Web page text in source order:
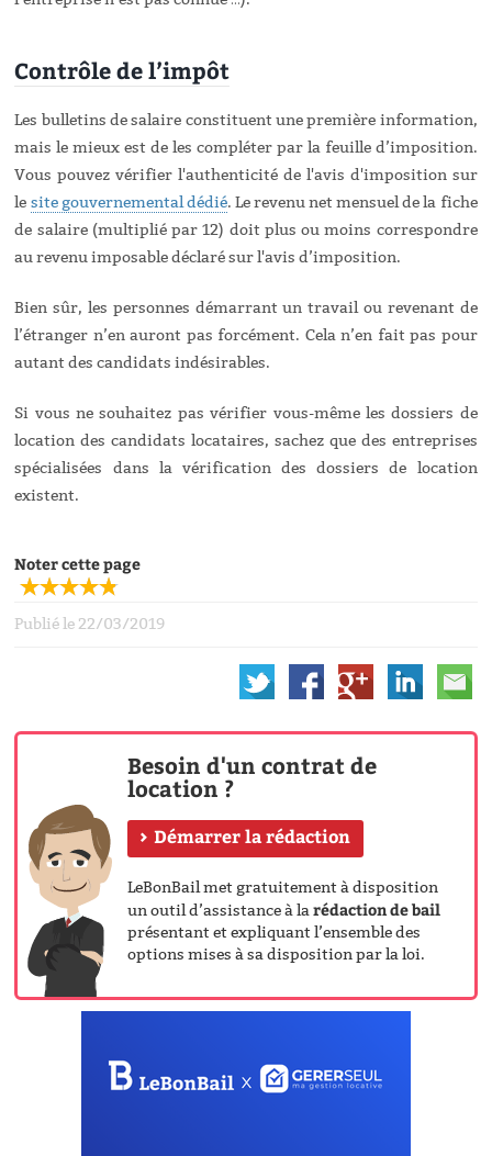
Contrôle de l’impôt
Les bulletins de salaire constituent une première information,
mais le mieux est de les compléter par la feuille d’imposition.
Vous pouvez vérifier l'authenticité de l'avis d'imposition sur
le site gouvernemental dédié. Le revenu net mensuel de la fiche
de salaire (multiplié par 12) doit plus ou moins correspondre
au revenu imposable déclaré sur l'avis d’imposition.
Bien sûr, les personnes démarrant un travail ou revenant de
l’étranger n’en auront pas forcément. Cela n’en fait pas pour
autant des candidats indésirables.
Si vous ne souhaitez pas vérifier vous-même les dossiers de
location des candidats locataires, sachez que des entreprises
spécialisées dans la vérification des dossiers de location
existent.
Noter cette page
Publié le 22/03/2019
Besoin d'un contrat de
location ?
Démarrer la rédaction
LeBonBail met gratuitement à disposition
un outil d’assistance à larédaction de bail
présentant et expliquant l’ensemble des
options mises à sa disposition par la loi.